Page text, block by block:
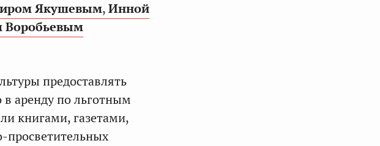
Якушевым,Инной
Воробьевым
предоставлять
аренду по льготным
книгами, газетами,
просветительных